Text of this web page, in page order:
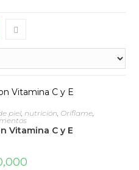
CART
piel, nutrición, Oriflame,
Vitamina C y E